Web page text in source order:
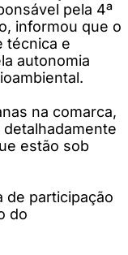
pela 4ª
informou que o
técnica e
autonomia
na comarca,
estão sob
de participação
do